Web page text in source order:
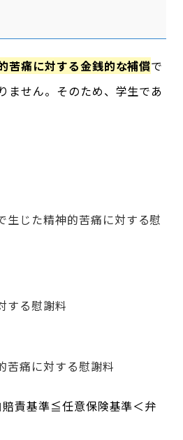
苦痛に対する金銭的な補償で
ません。そのため、学生であ
生じた精神的苦痛に対する慰
する慰謝料
苦痛に対する慰謝料
責基準≦任意保険基準＜弁